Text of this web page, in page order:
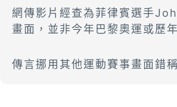
網傳影片經查為菲律賓選手
畫面，並非今年巴黎奧運或歷
傳言挪用其他運動賽事畫面錯